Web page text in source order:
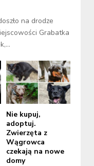
na drodze
Grabatka
Nie kupuj,
adoptuj.
Zwierzęta z
Wągrowca
czekają na nowe
domy